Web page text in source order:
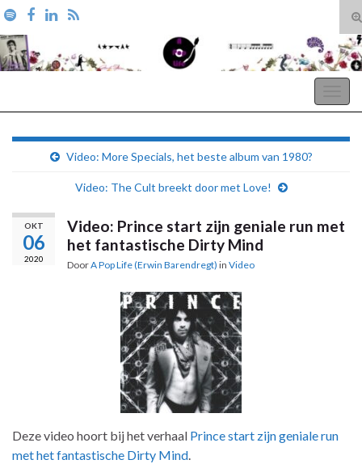
Search for:
Video: More Specials, het beste album van 1980?
Video: The Cult breekt door met Love!
OKT
06
2020
Video: Prince start zijn geniale run met
het fantastische Dirty Mind
DoorA Pop Life (Erwin Barendregt) in Video
Deze video hoort bij het verhaal Prince start zijn geniale run
met het fantastische Dirty Mind.